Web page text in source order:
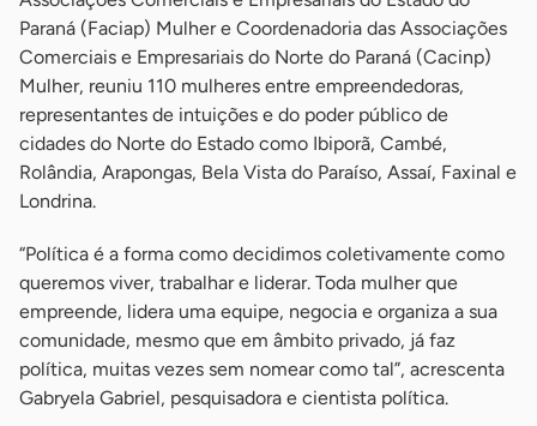
Paraná (Faciap) Mulher e Coordenadoria das Associações
Comerciais e Empresariais do Norte do Paraná (Cacinp)
Mulher, reuniu 110 mulheres entre empreendedoras,
representantes de intuições e do poder público de
cidades do Norte do Estado como Ibiporã, Cambé,
Rolândia, Arapongas, Bela Vista do Paraíso, Assaí, Faxinal e
Londrina.
“Política é a forma como decidimos coletivamente como
queremos viver, trabalhar e liderar. Toda mulher que
empreende, lidera uma equipe, negocia e organiza a sua
comunidade, mesmo que em âmbito privado, já faz
política, muitas vezes sem nomear como tal”, acrescenta
Gabryela Gabriel, pesquisadora e cientista política.